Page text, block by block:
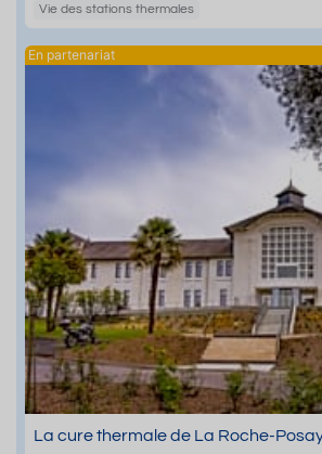
Vie des stations thermales
La cure thermale de La Roche-